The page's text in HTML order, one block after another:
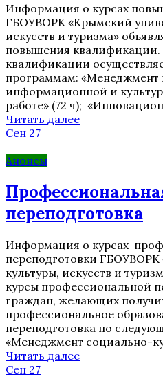
Информация о курсах
ГБОУВОРК «Крымский
искусств и туризма»
повышения
квалификации
программам: «Менеджмент
информационной и
работе» (72 ч);
Читать далее
Сен 27
Анонсы
переподготовка
Информация о курсах
переподготовки ГБОУВОРК
культуры, искусств и
курсы профессиональной
граждан, желающих
профессиональное
переподготовка по
«Менеджмент социально-
Читать далее
Сен 27